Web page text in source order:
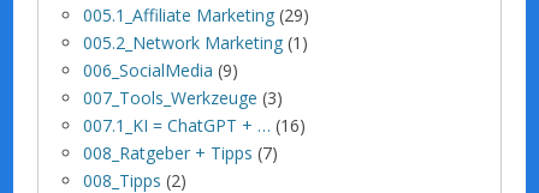
005.1_Affiliate Marketing (29)
005.2_Network Marketing (1)
006_SocialMedia (9)
007_Tools_Werkzeuge (3)
007.1_KI = ChatGPT + … (16)
008_Ratgeber + Tipps (7)
008_Tipps (2)